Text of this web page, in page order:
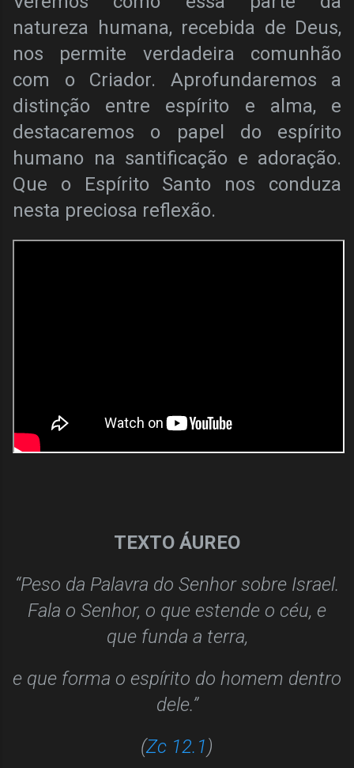
natureza humana, recebida de Deus,
nos permite verdadeira comunhão
com o Criador. Aprofundaremos a
distinção entre espírito e alma, e
destacaremos o papel do espírito
humano na santificação e adoração.
Que o Espírito Santo nos conduza
nesta preciosa reflexão.
TEXTO ÁUREO
“Peso da Palavra do Senhor sobre Israel.
Fala o Senhor, o que estende o céu, e
que funda a terra,
e que forma o espírito do homem dentro
dele.”
(Zc 12.1)